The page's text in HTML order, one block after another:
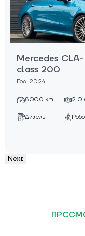
Mercedes CLA-
class 200
Год: 2024
8000 km 2.0
Дизель
Next